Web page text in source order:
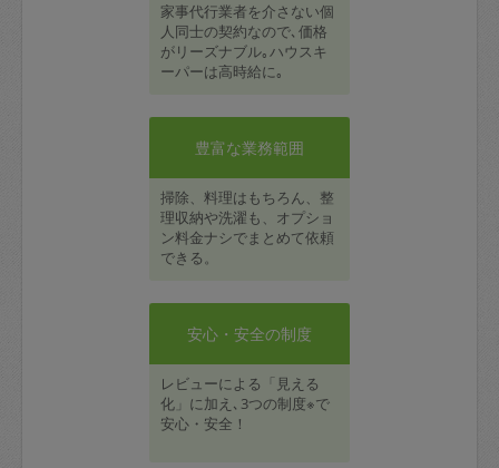
家事代行業者を介さない個
人同士の契約なので､価格
がリーズナブル｡ハウスキ
ーパーは高時給に｡
豊富な業務範囲
掃除、料理はもちろん、整
理収納や洗濯も、オプショ
ン料金ナシでまとめて依頼
できる。
安心・安全の制度
レビューによる「見える
化」に加え､3つの制度※で
安心・安全！